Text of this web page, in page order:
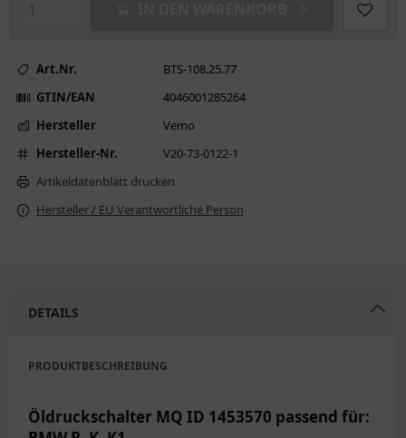
Art.Nr.
BTS-108.25.77
GTIN/EAN
4046001285264
Hersteller
Vemo
Hersteller-Nr.
V20-73-0122-1
Artikeldatenblatt drucken
Hersteller / EU Verantwortliche Person
DETAILS
PRODUKTBESCHREIBUNG
Öldruckschalter MQ ID 1453570 passend für: